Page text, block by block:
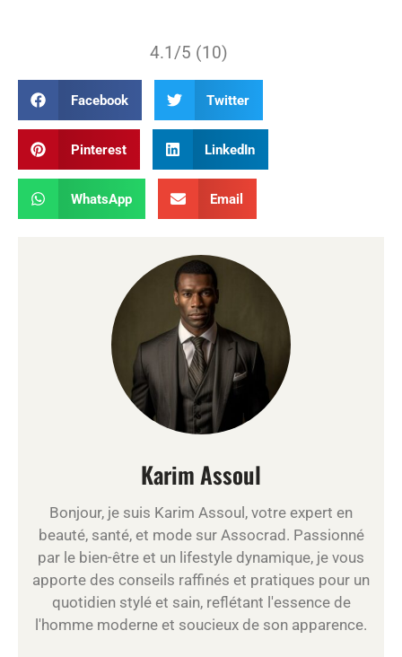
4.1/5 (10)
Facebook Twitter
Pinterest LinkedIn
WhatsApp Email
Karim Assoul
Bonjour, je suis Karim Assoul, votre expert en
beauté, santé, et mode sur Assocrad. Passionné
par le bien-être et un lifestyle dynamique, je vous
apporte des conseils raffinés et pratiques pour un
quotidien stylé et sain, reflétant l'essence de
l'homme moderne et soucieux de son apparence.